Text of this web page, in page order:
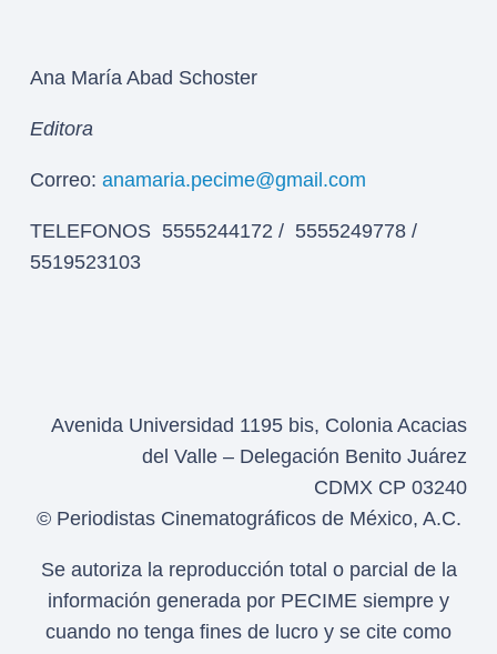
Ana María Abad Schoster
Editora
Correo: anamaria.pecime@gmail.com
TELEFONOS 5555244172 / 5555249778 /
5519523103
Avenida Universidad 1195 bis, Colonia Acacias
del Valle – Delegación Benito Juárez
CDMX CP 03240
© Periodistas Cinematográficos de México, A.C.
Se autoriza la reproducción total o parcial de la
información generada por PECIME siempre y
cuando no tenga fines de lucro y se cite como